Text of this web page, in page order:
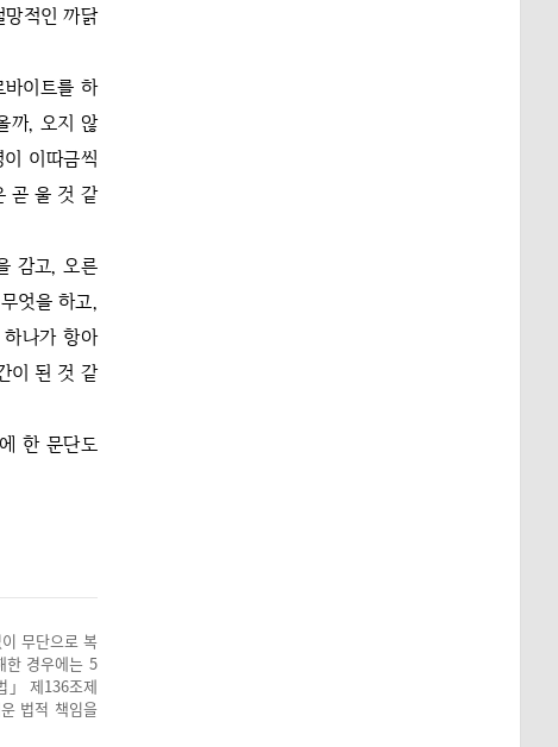
적인 까닭
이트를 하
까, 오지 않
이따금씩
곧 울 것 같
감고, 오른
엇을 하고,
나가 항아
이 된 것 같
한 문단도
무단으로 복
한 경우에는 5
」 제136조제
법적 책임을